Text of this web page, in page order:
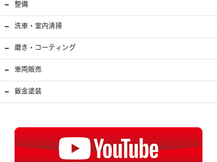
整備
洗車・室内清掃
磨き・コーティング
車両販売
鈑金塗装